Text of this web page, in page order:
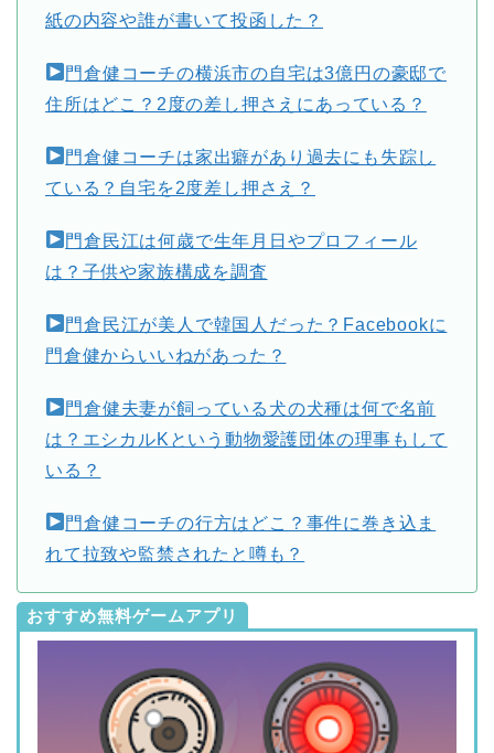
紙の内容や誰が書いて投函した？
門倉健コーチの横浜市の自宅は3億円の豪邸で
住所はどこ？2度の差し押さえにあっている？
門倉健コーチは家出癖があり過去にも失踪し
ている？自宅を2度差し押さえ？
門倉民江は何歳で生年月日やプロフィール
は？子供や家族構成を調査
門倉民江が美人で韓国人だった？Facebookに
門倉健からいいねがあった？
門倉健夫妻が飼っている犬の犬種は何で名前
は？エシカルKという動物愛護団体の理事もして
いる？
門倉健コーチの行方はどこ？事件に巻き込ま
れて拉致や監禁されたと噂も？
おすすめ無料ゲームアプリ